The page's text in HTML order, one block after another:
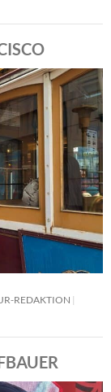
REDAKTION